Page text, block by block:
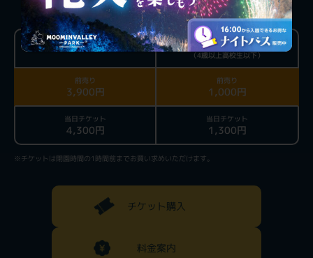
TICKET PRICEONE-DAY PASS
おとな こども
（4歳以上高校生以下）
前売り
3,900円
前売り
1,000円
当日チケット
4,300円
当日チケット
1,300円
※チケットは閉園時間の1時間前までお買い求めいただけます。
チケット購入
料金案内